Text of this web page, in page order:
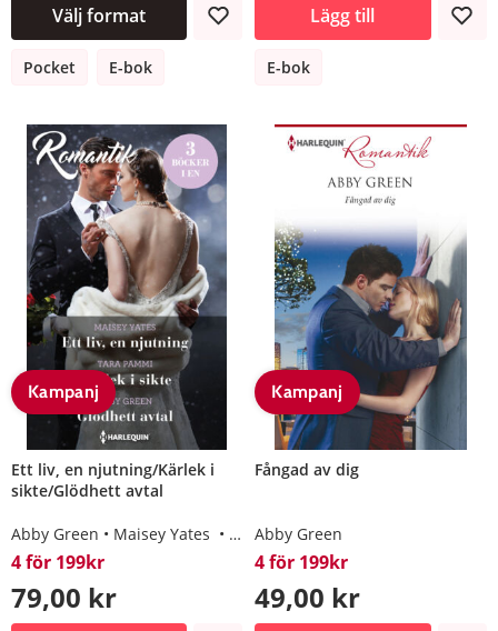
Välj format
Pocket E-bok
Lägg till
E-bok
Kampanj
Ett liv, en njutning/Kärlek i
sikte/Glödhett avtal
Abby Green Maisey Yates Tara Pammi
4 för 199kr
79,00 kr
Kampanj
Fångad av dig
Abby Green
4 för 199kr
49,00 kr